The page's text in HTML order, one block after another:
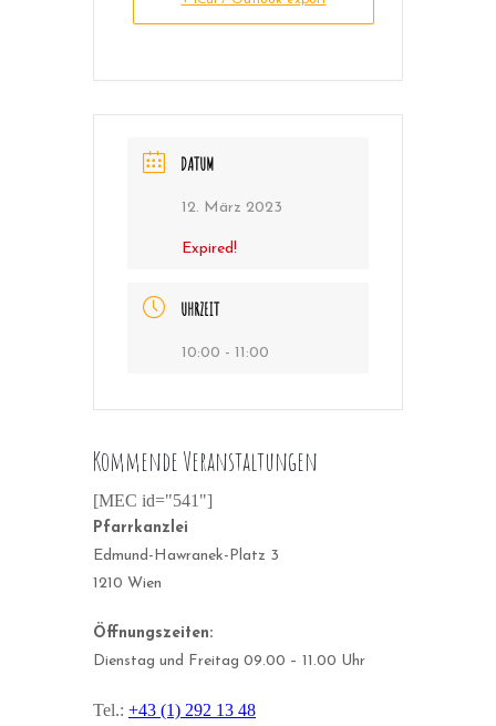
DATUM
12. März 2023
Expired!
UHRZEIT
10:00 - 11:00
Kommende Veranstaltungen
[MEC id="541"]
Pfarrkanzlei
Edmund-Hawranek-Platz 3
1210 Wien
Öffnungszeiten:
Dienstag und Freitag 09.00 – 11.00 Uhr
Tel.: +43 (1) 292 13 48